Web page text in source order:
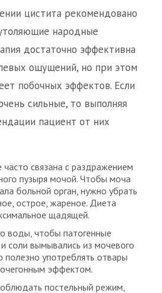
цистита рекомендовано
народные
достаточно эффективна
ощущений, но при этом
побочных эффектов. Если
сильные, то выполняя
пациент от них
часто связана с раздражением
пузыря мочой. Чтобы моча
больной орган, нужно убрать
острое, жареное. Диета
щадящей.
воды, чтобы патогенные
соли вымывались из мочевого
полезно употреблять отвары
эффектом.
постельный режим,